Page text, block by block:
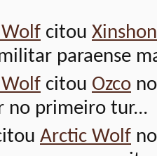
citou Xinshon
paraense
citou Ozco
no primeiro tur...
Arctic Wolf